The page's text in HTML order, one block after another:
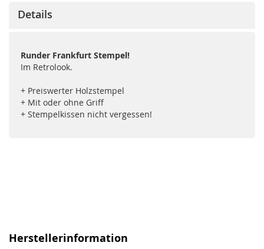
Details
Runder Frankfurt Stempel!
Im Retrolook.
+ Preiswerter Holzstempel
+ Mit oder ohne Griff
+ Stempelkissen nicht vergessen!
Herstellerinformation